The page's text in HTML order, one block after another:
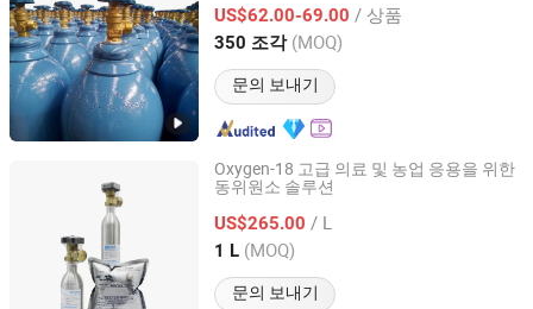
US$62.00-69.00 / 상품
350 조각 (MOQ)
문의 보내기
Shandong, China 이후 2023
Oxygen-18 고급 의료 및 농업 응용을 위한
동위원소 솔루션
US$265.00 / L
1 L (MOQ)
문의 보내기
Wuhan Zhongxin Ruiyuan Gas Co., Ltd
Hubei, China 이후 2026